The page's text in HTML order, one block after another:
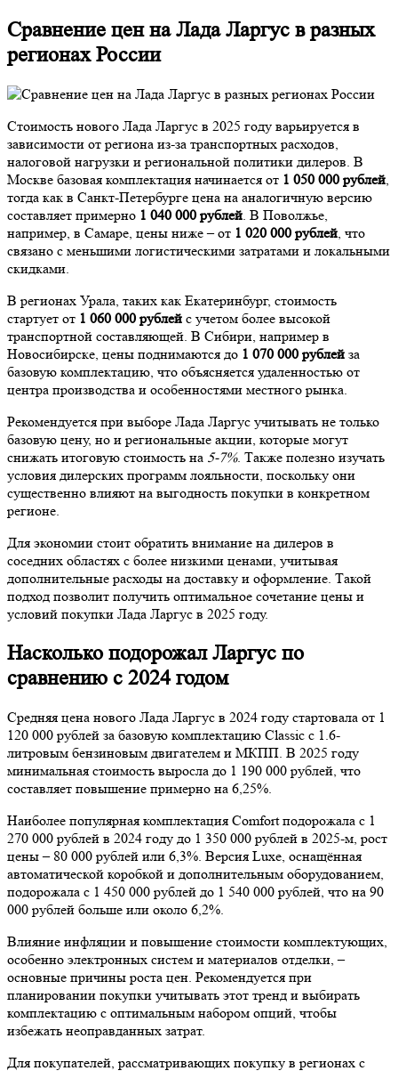
Сравнение цен на Лада Ларгус в разных
регионах России
Стоимость нового Лада Ларгус в 2025 году варьируется в
зависимости от региона из-за транспортных расходов,
налоговой нагрузки и региональной политики дилеров. В
Москве базовая комплектация начинается от 1 050 000 рублей
тогда как в Санкт-Петербурге цена на аналогичную версию
составляет примерно 1 040 000 рублей . В Поволжье,
например, в Самаре, цены ниже – от 1 020 000 рублей , что
связано с меньшими логистическими затратами и локальными
скидками.
В регионах Урала, таких как Екатеринбург, стоимость
стартует от 1 060 000 рублей с учетом более высокой
транспортной составляющей. В Сибири, например в
Новосибирске, цены поднимаются до 1 070 000 рублей за
базовую комплектацию, что объясняется удаленностью от
центра производства и особенностями местного рынка.
Рекомендуется при выборе Лада Ларгус учитывать не только
базовую цену, но и региональные акции, которые могут
снижать итоговую стоимость на 5-7%. Также полезно изучать
условия дилерских программ лояльности, поскольку они
существенно влияют на выгодность покупки в конкретном
регионе.
Для экономии стоит обратить внимание на дилеров в
соседних областях с более низкими ценами, учитывая
дополнительные расходы на доставку и оформление. Такой
подход позволит получить оптимальное сочетание цены и
условий покупки Лада Ларгус в 2025 году.
Насколько подорожал Ларгус по
сравнению с 2024 годом
Средняя цена нового Лада Ларгус в 2024 году стартовала от 1
120 000 рублей за базовую комплектацию Classic с 1.6-
литровым бензиновым двигателем и МКПП. В 2025 году
минимальная стоимость выросла до 1 190 000 рублей, что
составляет повышение примерно на 6,25%.
Наиболее популярная комплектация Comfort подорожала с 1
270 000 рублей в 2024 году до 1 350 000 рублей в 2025-м, рост
цены – 80 000 рублей или 6,3%. Версия Luxe, оснащённая
автоматической коробкой и дополнительным оборудованием,
подорожала с 1 450 000 рублей до 1 540 000 рублей, что на 90
000 рублей больше или около 6,2%.
Влияние инфляции и повышение стоимости комплектующих,
особенно электронных систем и материалов отделки, –
основные причины роста цен. Рекомендуется при
планировании покупки учитывать этот тренд и выбирать
комплектацию с оптимальным набором опций, чтобы
избежать неоправданных затрат.
Для покупателей, рассматривающих покупку в регионах с